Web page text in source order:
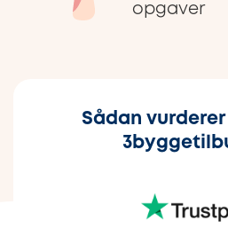
opgaver
Sådan